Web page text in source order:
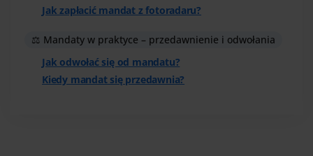
Jak zapłacić mandat z fotoradaru?
⚖️ Mandaty w praktyce – przedawnienie i odwołania
Jak odwołać się od mandatu?
Kiedy mandat się przedawnia?